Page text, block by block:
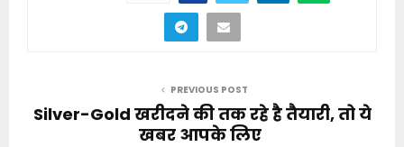
PREVIOUS POST
Silver-Gold खरीदने की तक रहे है तैयारी, तो ये
खबर आपके लिए